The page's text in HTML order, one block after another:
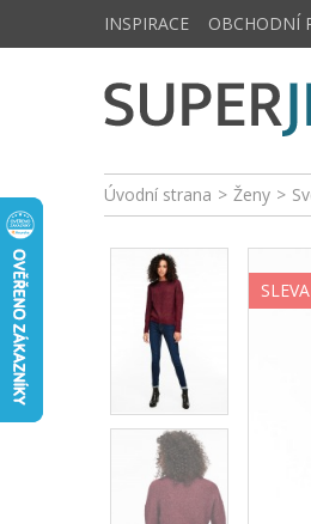
Úvodní strana > Ženy >
SLEVA
INSPIRACE OBCHODNÍ